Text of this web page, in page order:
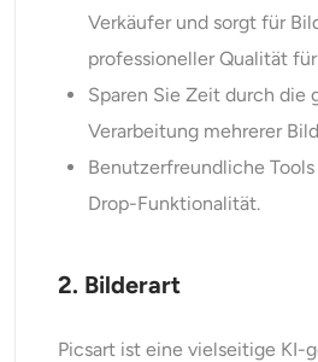
Verkäufer und sorgt für
professioneller Qualität
Sparen Sie Zeit durch die
Verarbeitung mehrerer
Benutzerfreundliche
Drop-Funktionalität.
2. Bilderart
Picsart ist eine vielseitige KI-